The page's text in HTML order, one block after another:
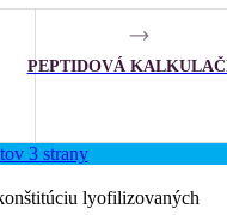
PEPTIDOVÁ
3 strany
lyofilizovaných